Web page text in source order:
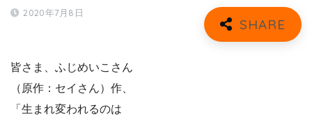
2020年7月8日
皆さま、ふじめいこさん
（原作：セイさん）作、
「生まれ変われるのは